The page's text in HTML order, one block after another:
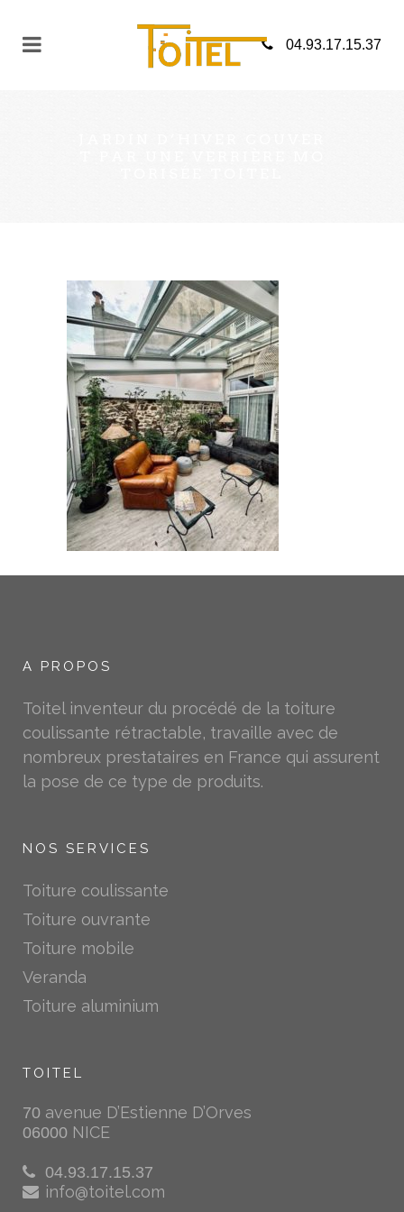
04.93.17.15.37
A PROPOS
Toitel inventeur du procédé de la toiture
coulissante rétractable, travaille avec de
nombreux prestataires en France qui assurent
la pose de ce type de produits.
NOS SERVICES
Toiture coulissante
Toiture ouvrante
Toiture mobile
Veranda
Toiture aluminium
TOITEL
70 avenue D’Estienne D’Orves
06000 NICE
04.93.17.15.37
info@toitel.com